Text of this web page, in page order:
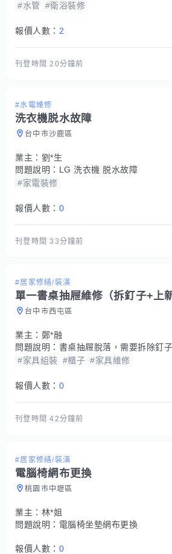
#水管 #衛浴裝修
報價人數： 2
刊登時間20分鐘前
#水電維修
洗衣機脱水故障
台中市沙鹿區
業主： 劉*生
問題說明： LG 洗衣機 脱水故障
#家電裝修
報價人數： 0
刊登時間33分鐘前
#居家修繕/裝潢
台中市西屯區
業主： 鄭*融
問題說明： 書桌抽屜脫落，需要拆除釘子及上新螺絲或
#家具組裝 #櫃子 #家具維修
報價人數： 0
刊登時間42分鐘前
#居家修繕/裝潢
電腦椅網布更換
桃園市中壢區
業主： 林*姐
問題說明： 電腦椅坐墊網布更換
報價人數： 0